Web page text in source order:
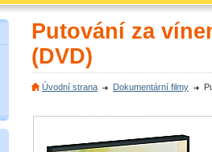
Putování za
(DVD)
Úvodní strana Dokumentární filmy